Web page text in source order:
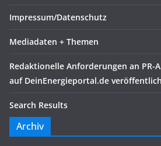
Impressum/Datenschutz
Mediadaten + Themen
Redaktionelle Anforderungen an PR-
auf DeinEnergieportal.de
Search Results
Archiv